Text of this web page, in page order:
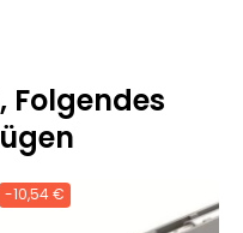
Folgendes
-10,54 €